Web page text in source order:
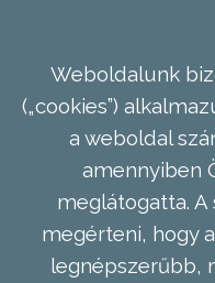
Weboldalunk
(„cookies”)
a weboldal
amennyiben
meglátogatta.
megérteni, hogy
legnépszerűbb,